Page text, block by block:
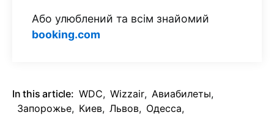
Або улюблений та всім знайомий
booking.com
In this article: WDC, Wizzair, Авиабилеты,
Запорожье, Киев, Львов, Одесса,